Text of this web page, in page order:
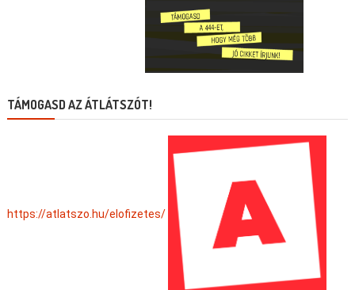
TÁMOGASD AZ ÁTLÁTSZÓT!
https://atlatszo.hu/elofizetes/